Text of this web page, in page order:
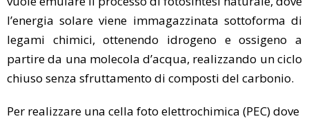
l’energia solare viene immagazzinata sottoforma di
legami chimici, ottenendo idrogeno e ossigeno a
partire da una molecola d’acqua, realizzando un ciclo
chiuso senza sfruttamento di composti del carbonio.
Per realizzare una cella foto elettrochimica (PEC) dove